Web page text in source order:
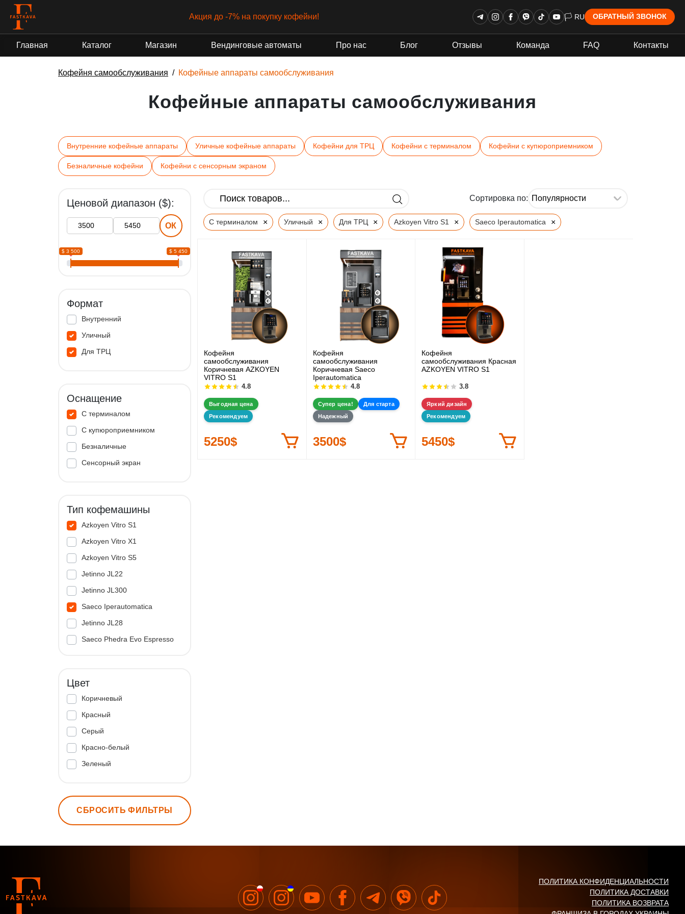
Акция до -7% на покупку кофейни! 🏳 RU ОБРАТНЫЙ ЗВОНОК
Главная Каталог Магазин Вендинговые автоматы Про нас Блог Отзывы Команда FAQ Контакты
Кофейня самообслуживания Кофейные аппараты самообслуживания
Кофейные аппараты самообслуживания
Внутренние кофейные аппараты Уличные кофейные аппараты Кофейни для ТРЦ Кофейни с терминалом Кофейни с купюроприемником
Безналичные кофейни Кофейни с сенсорным экраном
Ценовой диапазон ($):
ОК
$ 3 500 $ 5 450
Формат
Внутренний
Уличный
Для ТРЦ
Оснащение
С терминалом
С купюроприемником
Безналичные
Сенсорный экран
Тип кофемашины
Azkoyen Vitro S1
Azkoyen Vitro X1
Azkoyen Vitro S5
Jetinno JL22
Jetinno JL300
Saeco Iperautomatica
Jetinno JL28
Saeco Phedra Evo Espresso
Цвет
Коричневый
Красный
Серый
Красно-белый
Зеленый
СБРОСИТЬ ФИЛЬТРЫ
Сортировка по:
С терминалом × Уличный × Для ТРЦ × Azkoyen Vitro S1 × Saeco Iperautomatica ×
Кофейня
самообслуживания
Коричневая AZKOYEN
VITRO S1
4.8
Выгодная цена
Рекомендуем
5250$
Кофейня
самообслуживания
Коричневая Saeco
Iperautomatica
4.8
Супер цена!
Для старта
Надежный
3500$
Кофейня
самообслуживания Красная
AZKOYEN VITRO S1
3.8
Яркий дизайн
Рекомендуем
5450$
ПОЛИТИКА КОНФИДЕНЦИАЛЬНОСТИ
ПОЛИТИКА ДОСТАВКИ
ПОЛИТИКА ВОЗВРАТА